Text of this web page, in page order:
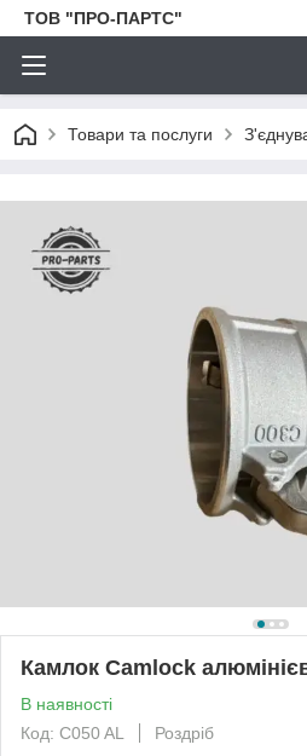
ТОВ "ПРО-ПАРТС"
Товари та послуги
Камлок Camlock
В наявності
Код: C050 AL
Роздріб